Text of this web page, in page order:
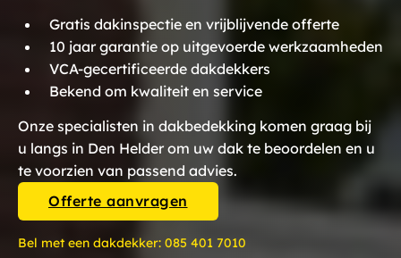
Gratis dakinspectie en vrijblijvende offerte
10 jaar garantie op uitgevoerde werkzaamheden
VCA-gecertificeerde dakdekkers
Bekend om kwaliteit en service
Onze specialisten in dakbedekking komen graag bij
u langs in Den Helder om uw dak te beoordelen en u
te voorzien van passend advies.
Offerte aanvragen
Bel met een dakdekker: 085 401 7010